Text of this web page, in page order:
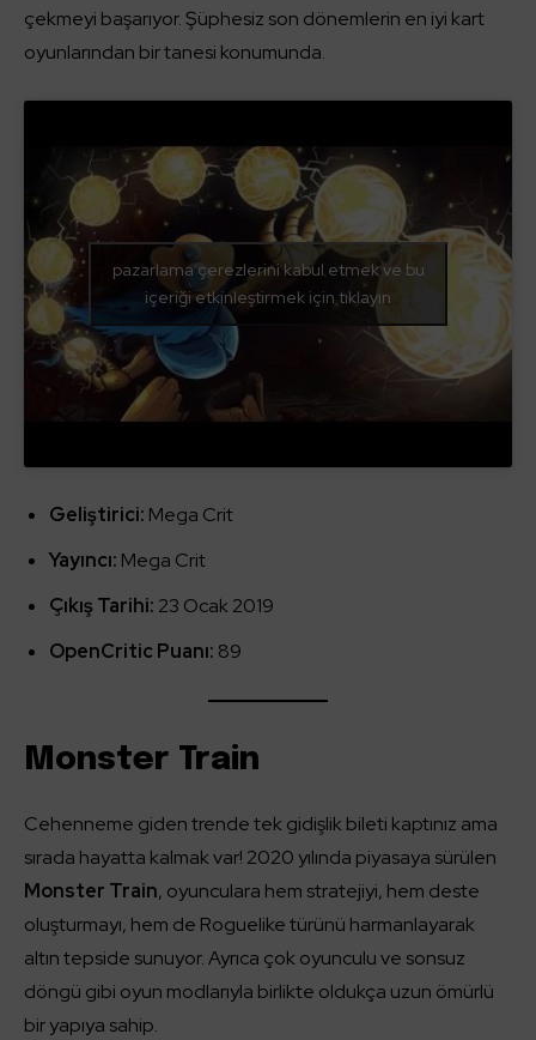
çekmeyi başarıyor. Şüphesiz son dönemlerin en iyi kart
oyunlarından bir tanesi konumunda.
pazarlama çerezlerini kabul etmek ve bu
içeriği etkinleştirmek için tıklayın
Geliştirici: Mega Crit
Yayıncı: Mega Crit
Çıkış Tarihi: 23 Ocak 2019
OpenCritic Puanı: 89
Monster Train
Cehenneme giden trende tek gidişlik bileti kaptınız ama
sırada hayatta kalmak var! 2020 yılında piyasaya sürülen
Monster Train, oyunculara hem stratejiyi, hem deste
oluşturmayı, hem de Roguelike türünü harmanlayarak
altın tepside sunuyor. Ayrıca çok oyunculu ve sonsuz
döngü gibi oyun modlarıyla birlikte oldukça uzun ömürlü
bir yapıya sahip.